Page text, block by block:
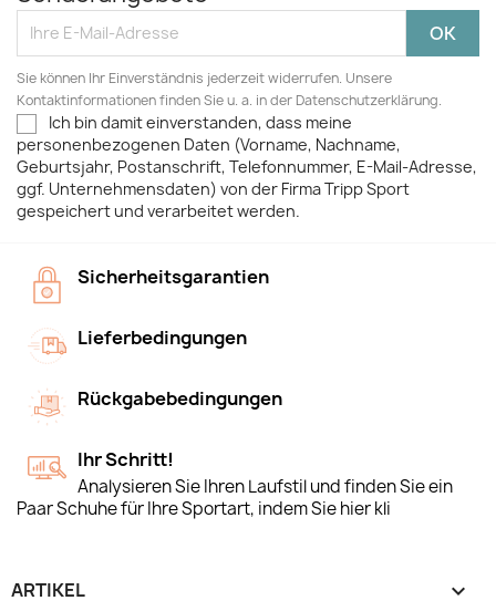
Sie können Ihr Einverständnis jederzeit widerrufen. Unsere
Kontaktinformationen finden Sie u. a. in der Datenschutzerklärung.
Ich bin damit einverstanden, dass meine
personenbezogenen Daten (Vorname, Nachname,
Geburtsjahr, Postanschrift, Telefonnummer, E-Mail-Adresse,
ggf. Unternehmensdaten) von der Firma Tripp Sport
gespeichert und verarbeitet werden.
Sicherheitsgarantien
Lieferbedingungen
Rückgabebedingungen
Ihr Schritt!
Analysieren Sie Ihren Laufstil und finden Sie ein
Paar Schuhe für Ihre Sportart, indem Sie hier kli
ARTIKEL 